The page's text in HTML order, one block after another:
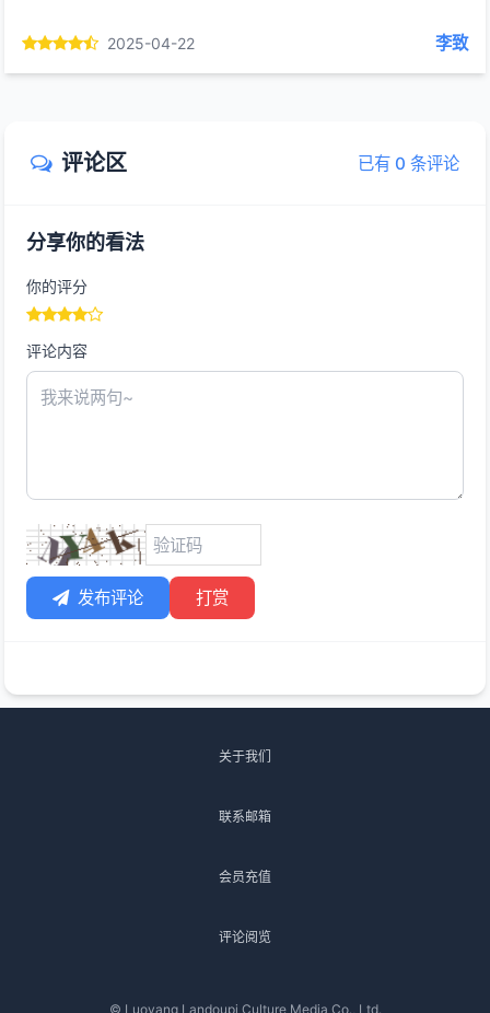
2025-04-22 李致
评论区 已有 0 条评论
分享你的看法
你的评分
评论内容
发布评论 打赏
关于我们
联系邮箱
会员充值
评论阅览
© Luoyang Landoupi Culture Media Co., Ltd.